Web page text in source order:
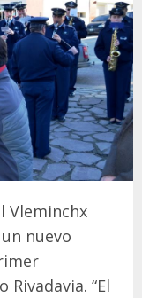
Vleminchx
nuevo
“El